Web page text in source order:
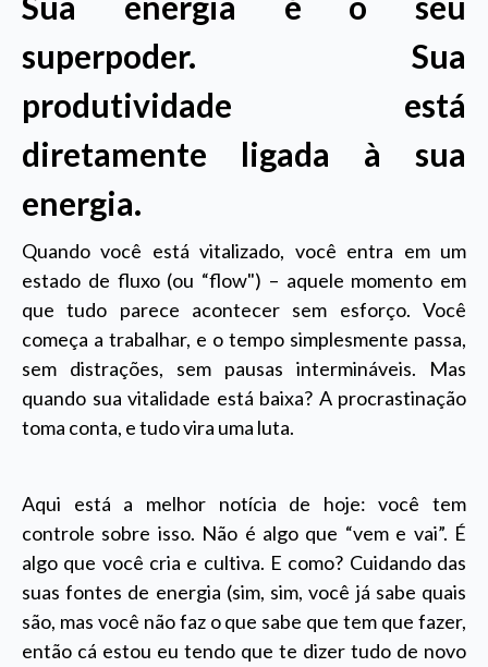
superpoder. Sua
produtividade está
diretamente ligada à sua
energia.
Quando você está vitalizado, você entra em um
estado de fluxo (ou “flow") – aquele momento em
que tudo parece acontecer sem esforço. Você
começa a trabalhar, e o tempo simplesmente passa,
sem distrações, sem pausas intermináveis. Mas
quando sua vitalidade está baixa? A procrastinação
toma conta, e tudo vira uma luta.
Aqui está a melhor notícia de hoje: você tem
controle sobre isso. Não é algo que “vem e vai”. É
algo que você cria e cultiva. E como? Cuidando das
suas fontes de energia (sim, sim, você já sabe quais
são, mas você não faz o que sabe que tem que fazer,
então cá estou eu tendo que te dizer tudo de novo